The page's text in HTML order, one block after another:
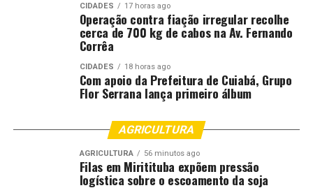
CIDADES 17 horas ago
Operação contra fiação irregular recolhe
cerca de 700 kg de cabos na Av. Fernando
Corrêa
CIDADES 18 horas ago
Com apoio da Prefeitura de Cuiabá, Grupo
Flor Serrana lança primeiro álbum
AGRICULTURA
AGRICULTURA 56 minutos ago
Filas em Miritituba expõem pressão
logística sobre o escoamento da soja